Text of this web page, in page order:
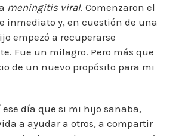
meningitis viral. Comenzaron el
inmediato y, en cuestión de una
empezó a recuperarse
Fue un milagro. Pero más que
de un nuevo propósito para mi
ese día que si mi hijo sanaba,
a ayudar a otros, a compartir